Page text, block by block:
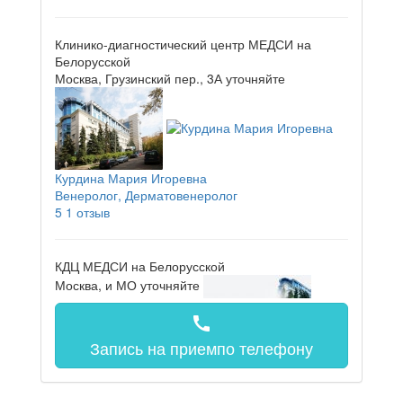
Клинико-диагностический центр МЕДСИ на
Белорусской
Москва, Грузинский пер., 3А уточняйте
Курдина Мария Игоревна
Венеролог, Дерматовенеролог
5 1 отзыв
КДЦ МЕДСИ на Белорусской
Москва, и МО уточняйте
call
Запись на приемпо телефону